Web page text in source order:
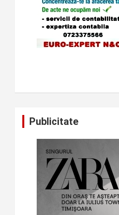
Publicitate